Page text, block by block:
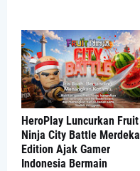
HeroPlay Luncurkan Fruit
Ninja City Battle Merdeka
Edition Ajak Gamer
Indonesia Bermain